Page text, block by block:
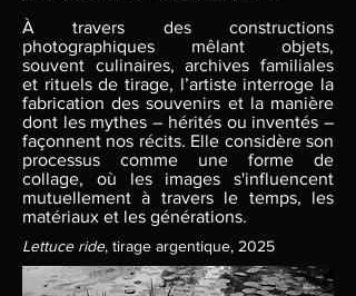
À travers des constructions
photographiques mêlant objets,
souvent culinaires, archives familiales
et rituels de tirage, l’artiste interroge la
fabrication des souvenirs et la manière
dont les mythes – hérités ou inventés –
façonnent nos récits. Elle considère son
processus comme une forme de
collage, où les images s'influencent
mutuellement à travers le temps, les
matériaux et les générations.
Lettuce ride, tirage argentique, 2025